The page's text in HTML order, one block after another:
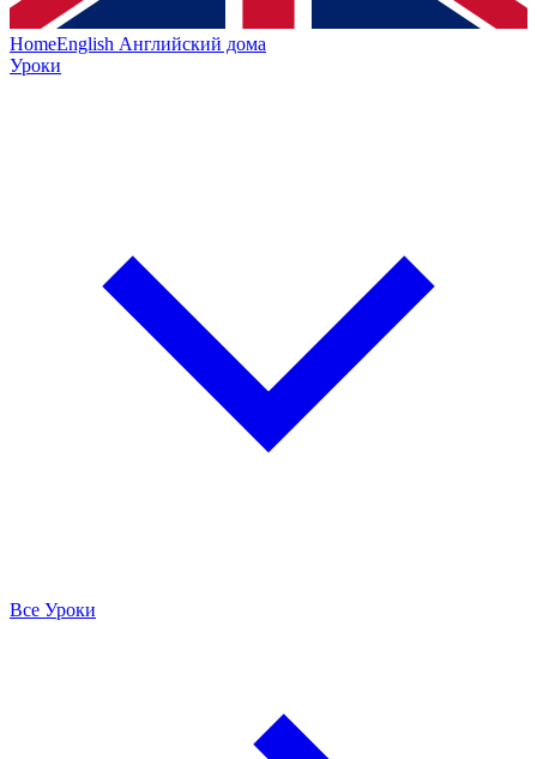
HomeEnglish Английский дома
Уроки
Все Уроки